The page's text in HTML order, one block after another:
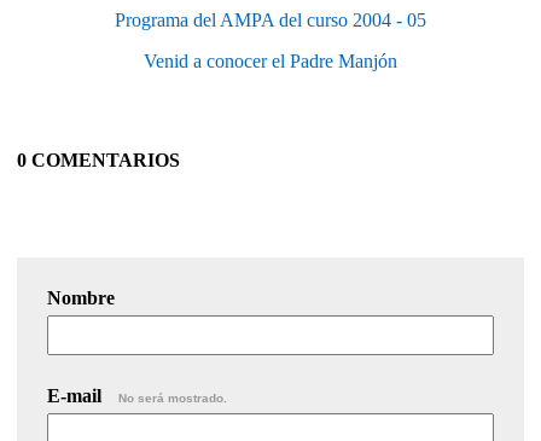
Programa del AMPA del curso 2004 - 05
Venid a conocer el Padre Manjón
0 COMENTARIOS
Nombre
E-mail No será mostrado.